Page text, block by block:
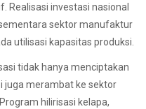
Realisasi investasi nasional
sektor manufaktur
utilisasi kapasitas produksi.
tidak hanya menciptakan
juga merambat ke sektor
hilirisasi kelapa,